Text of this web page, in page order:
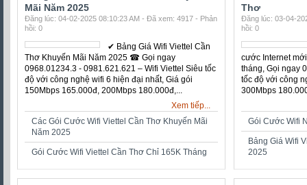
Thơ
Đăng lúc: 03-04-2025 02:12:24 AM - Đã xem: 4282 - Phản
hồi: 0
✅ ‎Viettel Cần Thơ ra mắt gói
cước Internet mới NETVT2
tốc độ 500Mb chỉ 240K
tháng, Gọi ngay
0981.621.621 – Wifi Viettel
Siêu tốc độ với công nghệ
wifi 6 hiện đại nhất, Giá gói
300Mbps 180.000đ,...
Gói Cước Wifi NETVT1 300Mb Viettel Cần Thơ
hồi: 0